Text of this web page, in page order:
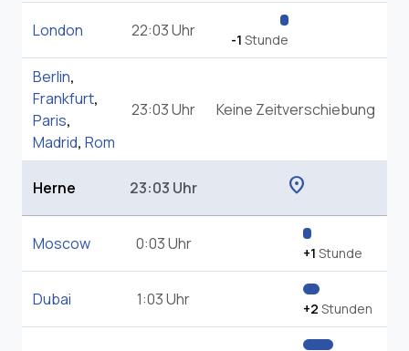
London 22:03 Uhr -1 Stunde
Berlin,
Frankfurt,
Paris,
Madrid, Rom
23:03 Uhr Keine Zeitverschiebung
Herne 23:03 Uhr location_on
Moscow 0:03 Uhr +1 Stunde
Dubai 1:03 Uhr +2 Stunden